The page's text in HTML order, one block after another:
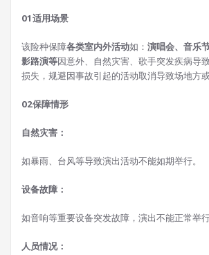
01适用场景
该险种保障各类室内外活动如： 演唱会、音乐
影路演等因意外、自然灾害、歌手突发疾病导
损失，规避因事故引起的活动取消导致场地方
02保障情形
自然灾害：
如暴雨、台风等导致演出活动不能如期举行。
设备故障：
如音响等重要设备突发故障，演出不能正常举行
人员情况：